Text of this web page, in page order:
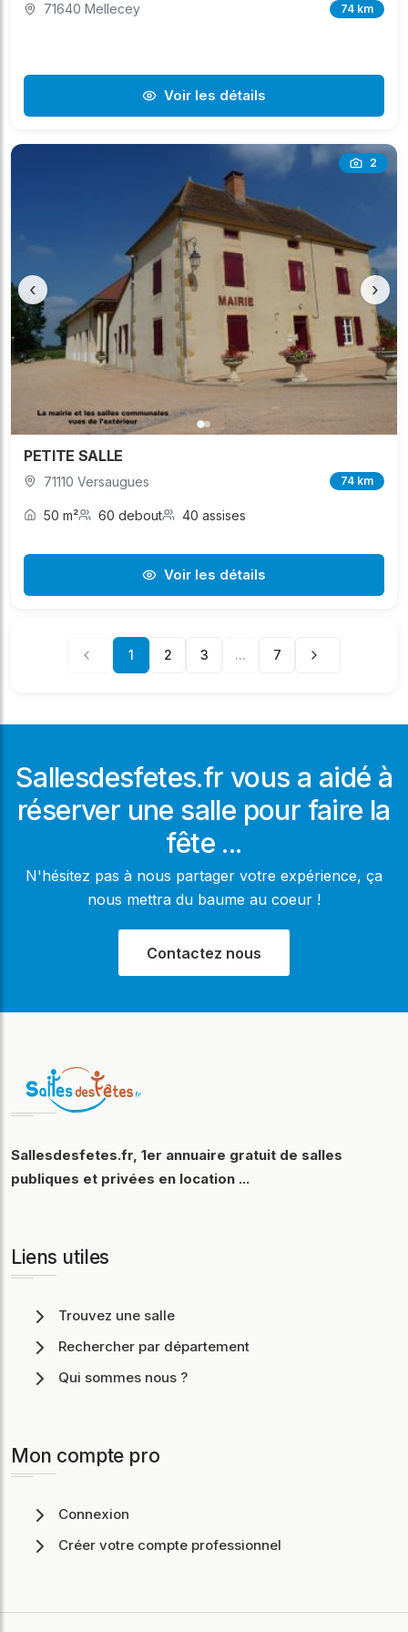
71640 Mellecey 74 km
Voir les détails
2
‹ ›
PETITE SALLE
71110 Versaugues 74 km
50 m² 60 debout 40 assises
Voir les détails
1 2 3 ... 7
Sallesdesfetes.fr vous a aidé à
réserver une salle pour faire la
fête ...
N'hésitez pas à nous partager votre expérience, ça
nous mettra du baume au coeur !
Contactez nous
Sallesdesfetes.fr, 1er annuaire gratuit de salles
publiques et privées en location ...
Liens utiles
Trouvez une salle
Rechercher par département
Qui sommes nous ?
Mon compte pro
Connexion
Créer votre compte professionnel